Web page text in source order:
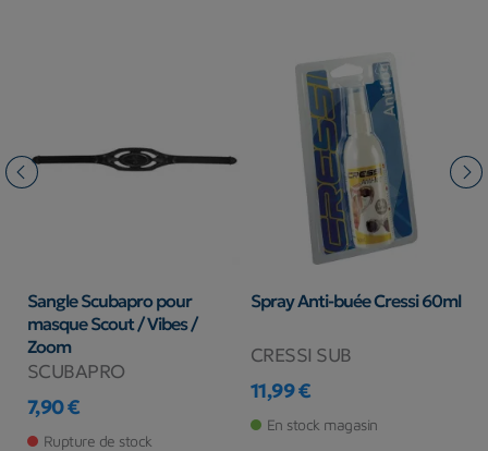
Sangle Scubapro pour
masque Scout / Vibes /
Zoom
SCUBAPRO
Prix
7,90 €
Rupture de stock
Spray Anti-buée Cressi 60ml
CRESSI SUB
Prix
11,99 €
En stock magasin